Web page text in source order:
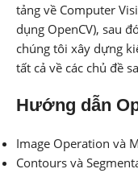
tảng về Computer
dụng OpenCV), sau
chúng tôi xây dựng
tất cả về các chủ đề
Hướng dẫn
Image Operation và
Contours và